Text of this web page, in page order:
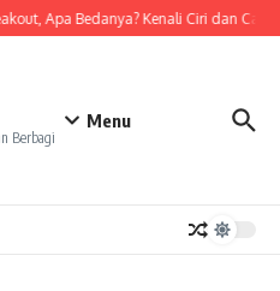
Apa Bedanya? Kenali Ciri dan Cara
Berbagi
Menu